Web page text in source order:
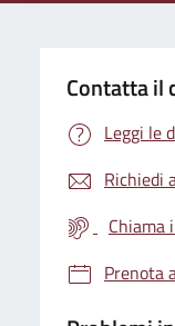
Contatta il
Leggi le
Richiedi
Prenota